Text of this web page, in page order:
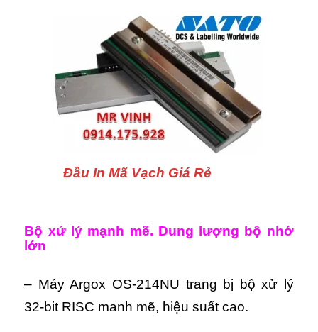
Đầu In Mã Vạch Giá Rẻ
Bộ xử lý mạnh mẽ. Dung lượng bộ nhớ
lớn
– Máy Argox OS-214NU trang bị bộ xử lý
32-bit RISC manh mẽ, hiệu suất cao.